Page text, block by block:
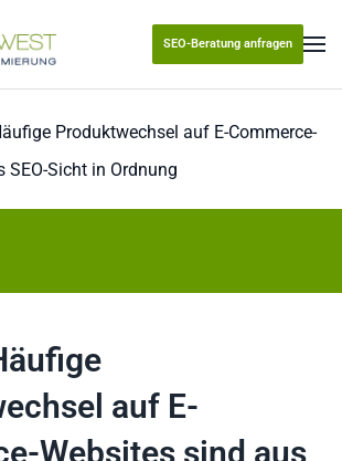
content
SEO-Beratung anfragen
Produktwechsel auf E-Commerce-
SEO-Sicht in Ordnung
auf E-
Websites sind aus